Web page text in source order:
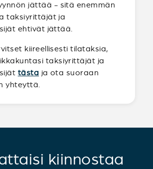
jättää - sitä enemmän
taksiyrittäjät ja
ehtivät jättää.
kiireellisesti tilataksia,
taksiyrittäjät ja
tästa ja ota suoraan
yhteyttä.
kiinnostaa